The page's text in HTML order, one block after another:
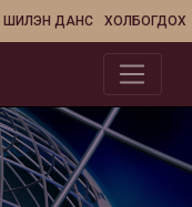
ХОЛБОГДОХ
ШИЛЭН ДАНС